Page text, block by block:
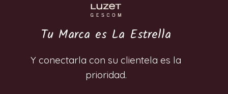
Tu Marca es La Estrella
Y conectarla con su clientela es la
prioridad.